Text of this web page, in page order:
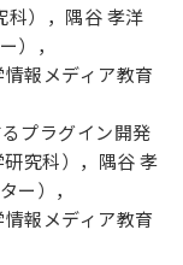
科），隅谷 孝洋
），
報メディア教育
プラグイン開発
究科），隅谷 孝
ー），
報メディア教育